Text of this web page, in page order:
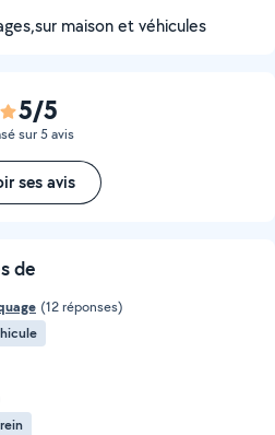
maison et véhicules
5/5
sur 5 avis
ses avis
de
(12 réponses)